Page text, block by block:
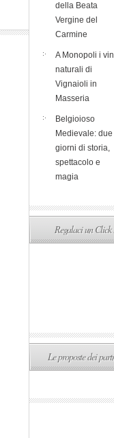
della Beata
Vergine del
Carmine
A Monopoli i
naturali di
Vignaioli in
Masseria
Belgioioso
Medievale: due
giorni di storia,
spettacolo e
magia
Regalaci un Click
Le proposte dei